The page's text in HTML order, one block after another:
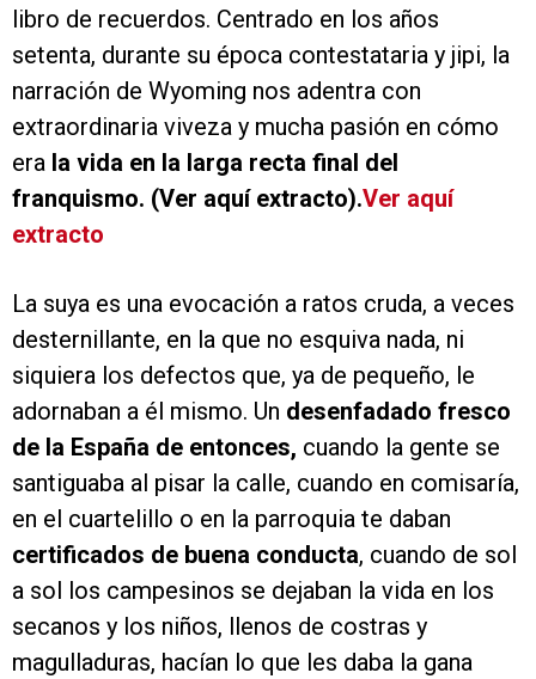
libro de recuerdos. Centrado en los años
setenta, durante su época contestataria y jipi, la
narración de Wyoming nos adentra con
extraordinaria viveza y mucha pasión en cómo
era la vida en la larga recta final del
franquismo. (Ver aquí extracto).Ver aquí
extracto
La suya es una evocación a ratos cruda, a veces
desternillante, en la que no esquiva nada, ni
siquiera los defectos que, ya de pequeño, le
adornaban a él mismo. Un desenfadado fresco
de la España de entonces, cuando la gente se
santiguaba al pisar la calle, cuando en comisaría,
en el cuartelillo o en la parroquia te daban
certificados de buena conducta, cuando de sol
a sol los campesinos se dejaban la vida en los
secanos y los niños, llenos de costras y
magulladuras, hacían lo que les daba la gana